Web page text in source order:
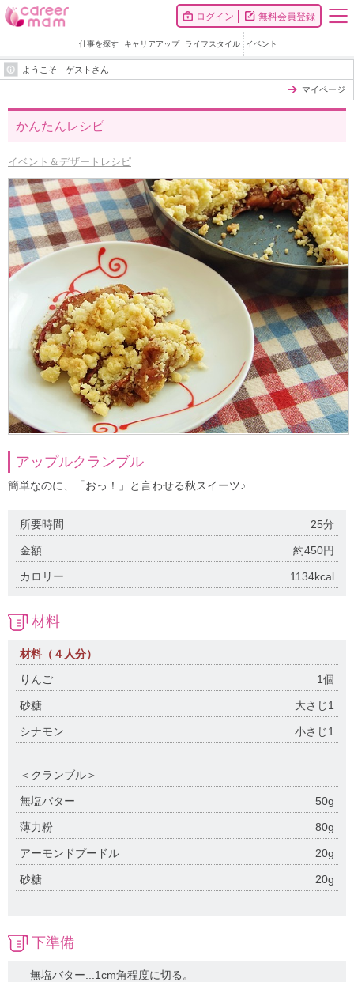
ログイン 無料会員登録
仕事を探す キャリアアップ ライフスタイル イベント
ようこそ ゲストさん
マイページ
かんたんレシピ
イベント＆デザートレシピ
アップルクランブル
簡単なのに、「おっ！」と言わせる秋スイーツ♪
所要時間 25分
金額 約450円
カロリー 1134kcal
材料
材料（４人分）
りんご
1個
砂糖 大さじ1
シナモン 小さじ1
＜クランブル＞
無塩バター 50g
薄力粉 80g
アーモンドプードル 20g
砂糖 20g
下準備
無塩バター...1cm角程度に切る。